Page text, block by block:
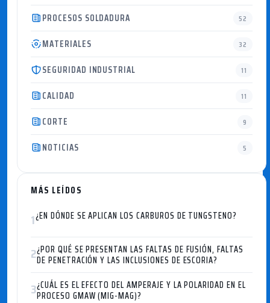
PROCESOS SOLDADURA 52
MATERIALES 32
SEGURIDAD INDUSTRIAL 11
CALIDAD 11
CORTE 9
NOTICIAS 5
MÁS LEÍDOS
1¿EN DÓNDE SE APLICAN LOS CARBUROS DE TUNGSTENO?
2¿POR QUÉ SE PRESENTAN LAS FALTAS DE FUSIÓN, FALTAS
DE PENETRACIÓN Y LAS INCLUSIONES DE ESCORIA?
3¿CUÁL ES EL EFECTO DEL AMPERAJE Y LA POLARIDAD EN EL
PROCESO GMAW (MIG-MAG)?